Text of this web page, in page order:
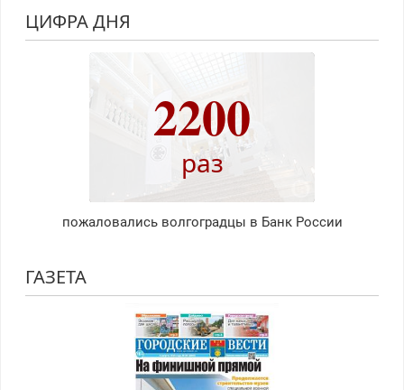
ЦИФРА ДНЯ
2200
раз
пожаловались волгоградцы в Банк России
ГАЗЕТА